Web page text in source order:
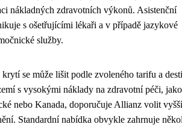
nákladných zdravotních výkonů. Asistenční
s ošetřujícími lékaři a v případě jazykové
služby.
se může lišit podle zvoleného tarifu a
s vysokými náklady na zdravotní péči,
nebo Kanada, doporučuje Allianz volit vyšší
Standardní nabídka obvykle zahrnuje